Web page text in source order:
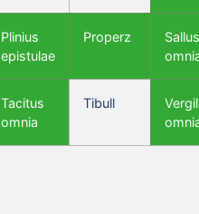
Plinius
epistulae
Properz
Tacitus
omnia
Tibull
Vergil